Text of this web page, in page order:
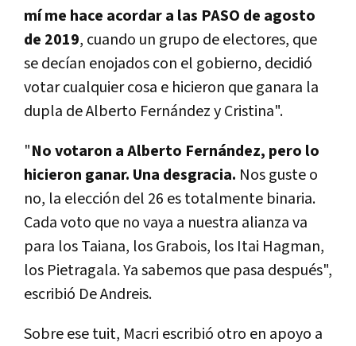
mí me hace acordar a las PASO de agosto
de 2019, cuando un grupo de electores, que
se decían enojados con el gobierno, decidió
votar cualquier cosa e hicieron que ganara la
dupla de Alberto Fernández y Cristina".
"No votaron a Alberto Fernández, pero lo
hicieron ganar. Una desgracia. Nos guste o
no, la elección del 26 es totalmente binaria.
Cada voto que no vaya a nuestra alianza va
para los Taiana, los Grabois, los Itai Hagman,
los Pietragala. Ya sabemos que pasa después",
escribió De Andreis.
Sobre ese tuit, Macri escribió otro en apoyo a